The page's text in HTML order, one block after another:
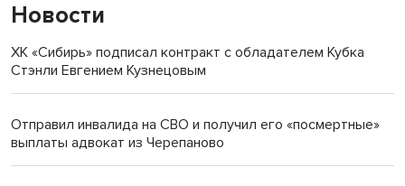
Новости
ХК «Сибирь» подписал контракт с обладателем Кубка
Стэнли Евгением Кузнецовым
Отправил инвалида на СВО и получил его «посмертные»
выплаты адвокат из Черепаново